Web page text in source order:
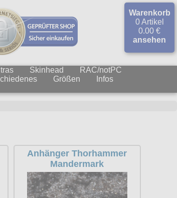
Warenkorb
0 Artikel
0.00 €
ansehen
Skinhead
RAC/notPC
Größen
Infos
Anhänger Thorhammer
Mandermark